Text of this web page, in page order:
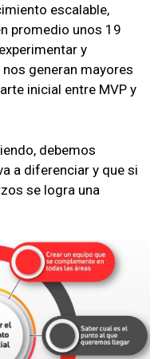
escalable,
promedio unos 19
y
generan mayores
inicial entre MVP y
debemos
a diferenciar y que si
se logra una